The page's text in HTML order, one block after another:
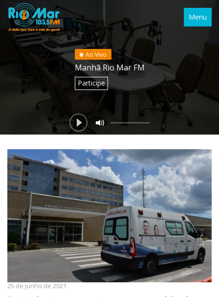
Menu
Ao Vivo
Manhã Rio Mar FM
Participe
25 de junho de 2021